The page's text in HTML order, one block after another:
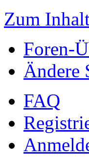
Zum
Foren-
Ändere
FAQ